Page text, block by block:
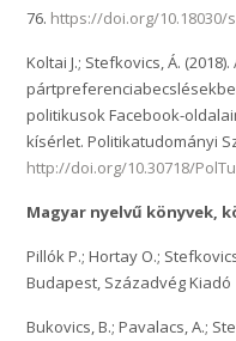
76. https://doi.org/10.18030/
Koltai J.; Stefkovics, Á.
politikusok Facebook-
kísérlet. Politikatudományi
http://doi.org/10.30718/
Magyar nyelvű könyvek,
Pillók P.; Hortay O.;
Budapest, Századvég Kiadó
Bukovics, B.; Pavalacs, A.;